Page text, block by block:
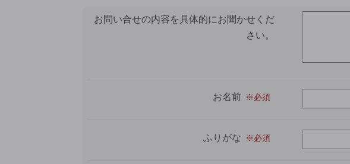
お問い合せの内容を具体的にお聞かせくだ
さい。
お名前
ふりがな